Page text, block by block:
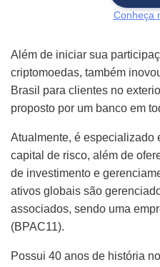
Conheça
Além de iniciar sua
criptomoedas, também
Brasil para clientes no
proposto por um banco em
Atualmente, é especializado
capital de risco, além de
de investimento e
ativos globais são
associados, sendo uma
(BPAC11).
Possui 40 anos de história